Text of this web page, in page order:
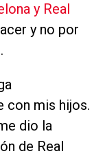
y Real
y no por
con mis hijos.
dio la
de Real